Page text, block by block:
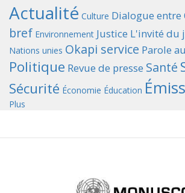
Actualité Culture Dialogue entre
bref Environnement Justice L'invité du
Nations unies Okapi service Parole
Politique Revue de presse Santé
Sécurité Économie Éducation
Plus